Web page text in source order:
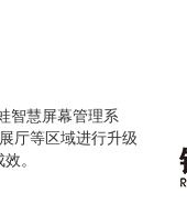
智慧屏幕管理系
厅等区域进行升级
。